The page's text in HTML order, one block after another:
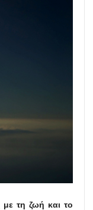
τη ζωή και το